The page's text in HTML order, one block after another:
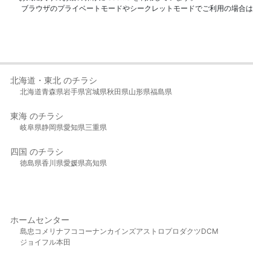
ブラウザのプライベートモードやシークレットモードでご利用の場合
北海道・東北 のチラシ
北海道青森県岩手県宮城県秋田県山形県福島県
東海 のチラシ
岐阜県静岡県愛知県三重県
四国 のチラシ
徳島県香川県愛媛県高知県
ホームセンター
島忠 コメリ ナフコ コーナンカインズアストロプロダクツDCM
ジョイフル本田